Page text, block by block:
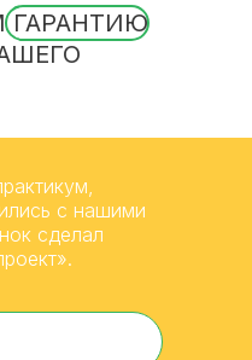
с нашими
сделал
ГАРАНТИЮ